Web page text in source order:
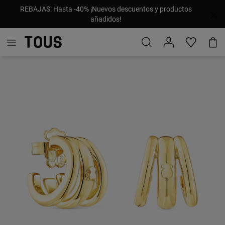
REBAJAS: Hasta -40% ¡Nuevos descuentos y productos
añadidos!